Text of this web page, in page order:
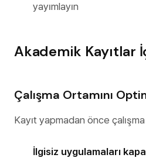
yayımlayın
Akademik Kayıtlar
Çalışma Ortamını
Kayıt yapmadan önce çalışma
İlgisiz uygulamaları